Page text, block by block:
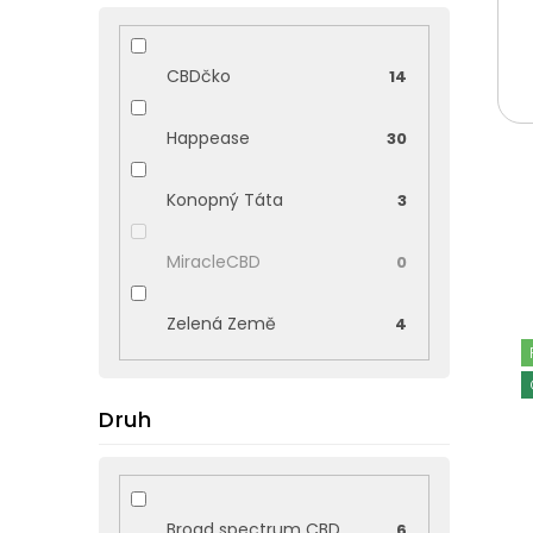
CBDčko 14
Happease 30
Konopný Táta 3
MiracleCBD 0
Zelená Země 4
Druh